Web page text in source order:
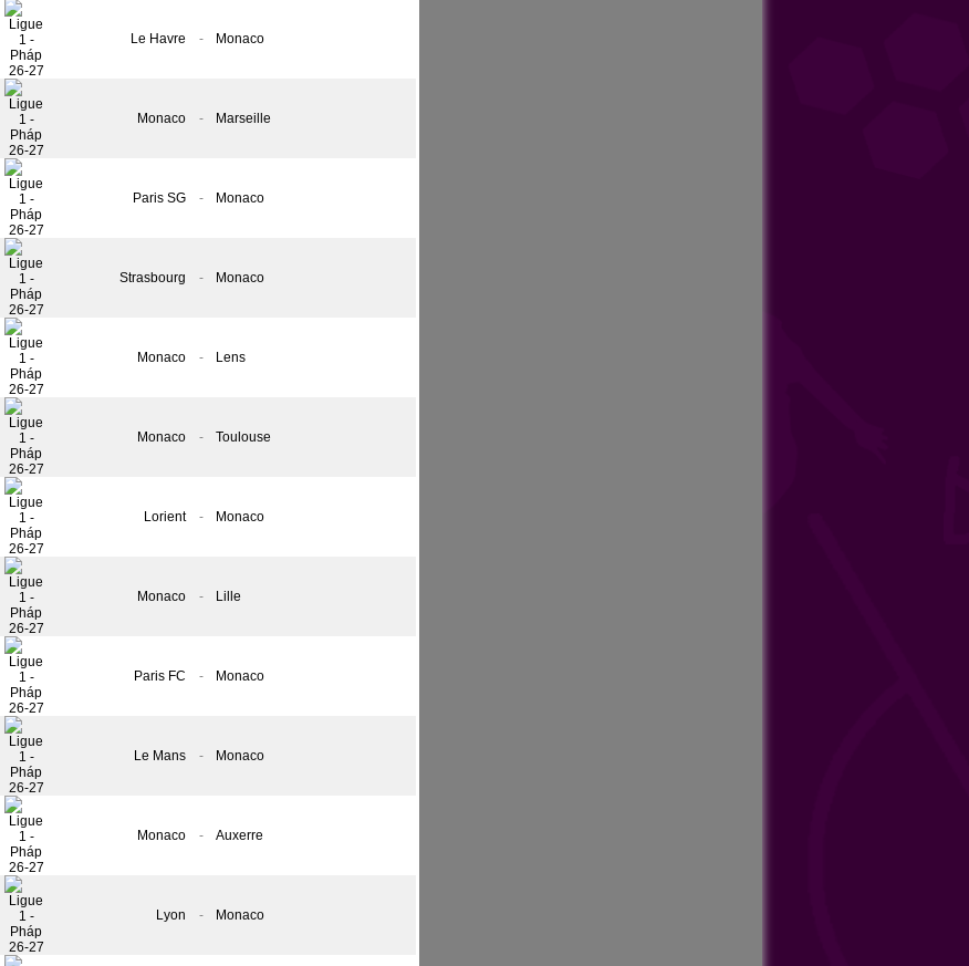
Le Havre - Monaco
Monaco - Marseille
Paris SG - Monaco
Strasbourg - Monaco
Monaco - Lens
Monaco - Toulouse
Lorient - Monaco
Monaco - Lille
Paris FC - Monaco
Le Mans - Monaco
Monaco - Auxerre
Lyon - Monaco